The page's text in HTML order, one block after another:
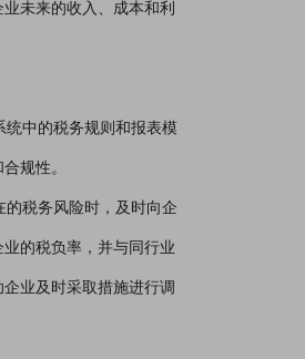
未来的收入、成本和利
统中的税务规则和报表模
规性。
的税务风险时，及时向企
的税负率，并与同行业
业及时采取措施进行调